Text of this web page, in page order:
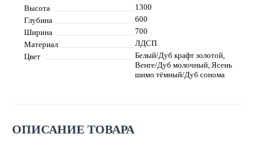
Высота
1300
Глубина
600
Ширина
700
Материал
ЛДСП
Цвет
Белый/Дуб крафт золотой,
Венге/Дуб молочный, Ясень
шимо тёмный/Дуб сонома
ОПИСАНИЕ ТОВАРА